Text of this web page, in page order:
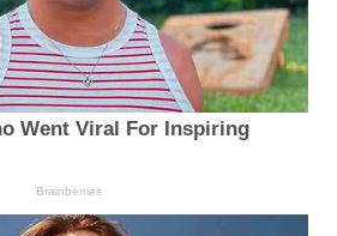
Went Viral For Inspiring
Brainberries